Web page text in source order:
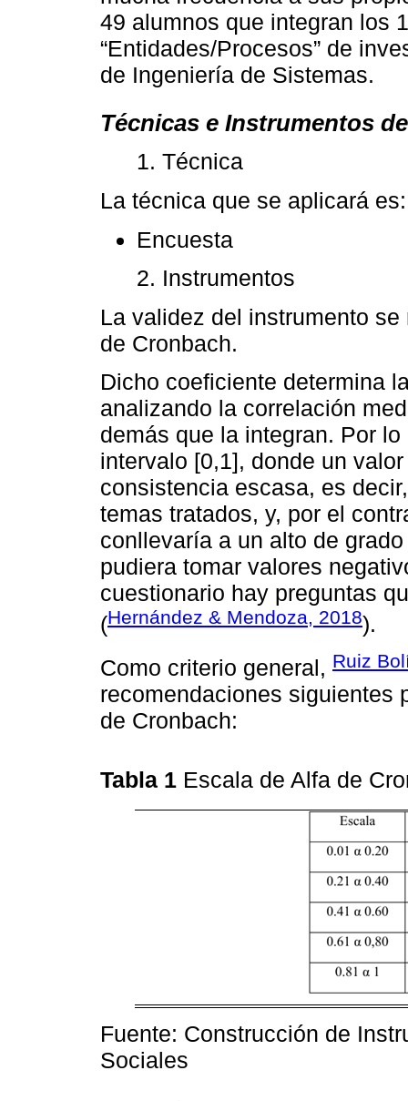
49 alumnos que integran los
“Entidades/Procesos” de
de Ingeniería de Sistemas.
Técnicas e Instrumentos
1. Técnica
La técnica que se aplicará es:
Encuesta
2. Instrumentos
La validez del instrumento
de Cronbach.
Dicho coeficiente determina
analizando la correlación
demás que la integran. Por
intervalo [0,1], donde un
consistencia escasa, es
temas tratados, y, por el
conllevaría a un alto de
pudiera tomar valores
cuestionario hay preguntas
(Hernández & Mendoza, 2018).
Como criterio general, Ruiz
recomendaciones siguientes
de Cronbach:
Tabla 1 Escala de Alfa de
Fuente: Construcción de
Sociales